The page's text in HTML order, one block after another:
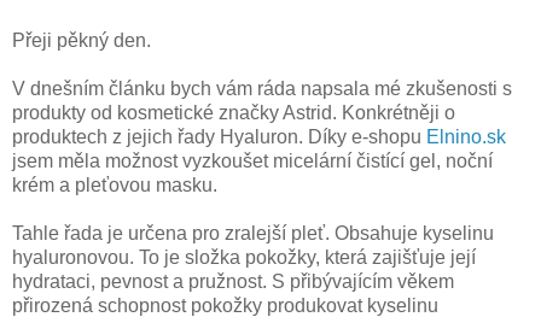
Přeji pěkný den.
V dnešním článku bych vám ráda napsala mé zkušenosti s
produkty od kosmetické značky Astrid. Konkrétněji o
produktech z jejich řady Hyaluron. Díky e-shopu Elnino.sk
jsem měla možnost vyzkoušet micelární čistící gel, noční
krém a pleťovou masku.
Tahle řada je určena pro zralejší pleť. Obsahuje kyselinu
hyaluronovou. To je složka pokožky, která zajišťuje její
hydrataci, pevnost a pružnost. S přibývajícím věkem
přirozená schopnost pokožky produkovat kyselinu